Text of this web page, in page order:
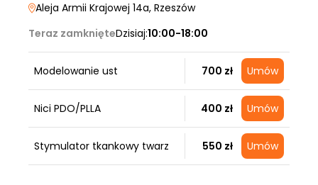
Aleja Armii Krajowej 14a, Rzeszów
Teraz zamknięteDzisiaj:10:00-18:00
Modelowanie ust 700 zł Umów
Nici PDO/PLLA 400 zł Umów
Stymulator tkankowy twarz 550 zł Umów